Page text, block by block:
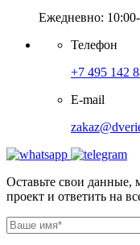
Ежедневно:
Телефон
+7 495 142
E-mail
Оставьте свои данные,
проект и ответить на